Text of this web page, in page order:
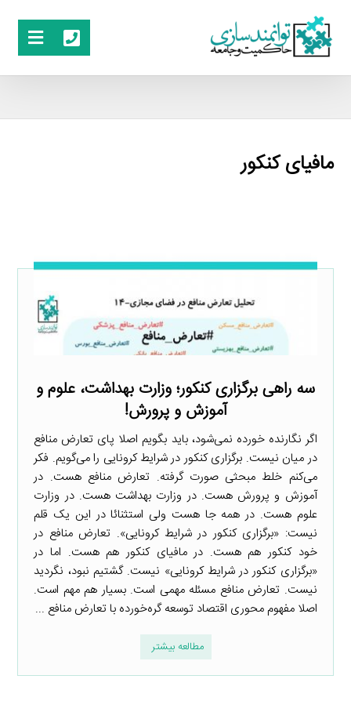
مافیای کنکور
سه راهی برگزاری کنکور؛ وزارت بهداشت، علوم و
آموزش و پرورش!
اگر نگارنده خورده نمی‌شود، باید بگویم اصلا پای تعارض منافع
در میان نیست. برگزاری کنکور در شرایط کرونایی را می‌گویم. فکر
می‌کنم خلط مبحثی صورت گرفته. تعارض منافع هست. در
آموزش و پرورش هست. در وزارت بهداشت هست. در وزارت
علوم هست. در همه جا هست ولی استثنائا در این یک قلم
نیست: «برگزاری کنکور در شرایط کرونایی». تعارض منافع در
خود کنکور هم هست. در مافیای کنکور هم هست. اما در
«برگزاری کنکور در شرایط کرونایی» نیست. گشتیم نبود، نگردید
نیست. تعارض منافع مسئله مهمی است. بسیار هم مهم است.
اصلا مفهوم محوری اقتصاد توسعه گره‌خورده با تعارض منافع ...
مطالعه بیشتر